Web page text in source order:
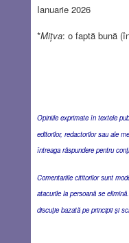
Ianuarie 2026
*Mițva: o faptă bună
Opiniile exprimate în textele
editorilor, redactorilor sau ale
întreaga răspundere pentru
Comentariile cititorilor sunt
atacurile la persoană se
discuţie bazată pe principii şi